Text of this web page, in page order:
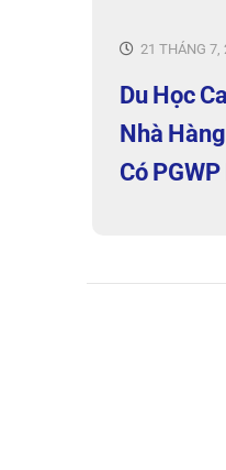
21 THÁNG 7,
Du Học
Nhà
Có